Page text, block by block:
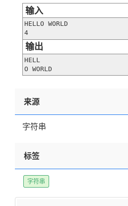
输入
HELLO WORLD
4
输出
HELL
O WORLD
来源
字符串
标签
字符串